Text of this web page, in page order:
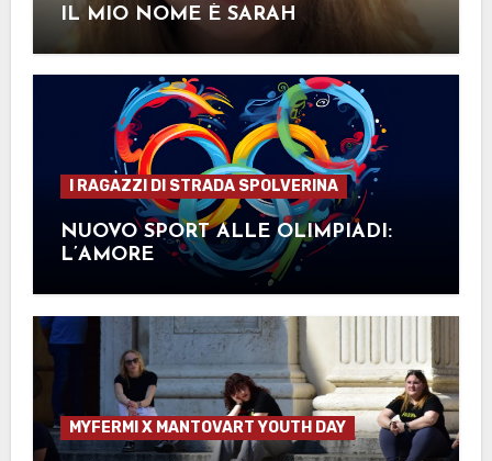
IL MIO NOME È SARAH
I RAGAZZI DI STRADA SPOLVERINA
NUOVO SPORT ALLE OLIMPIADI:
L’AMORE
MYFERMI X MANTOVART YOUTH DAY